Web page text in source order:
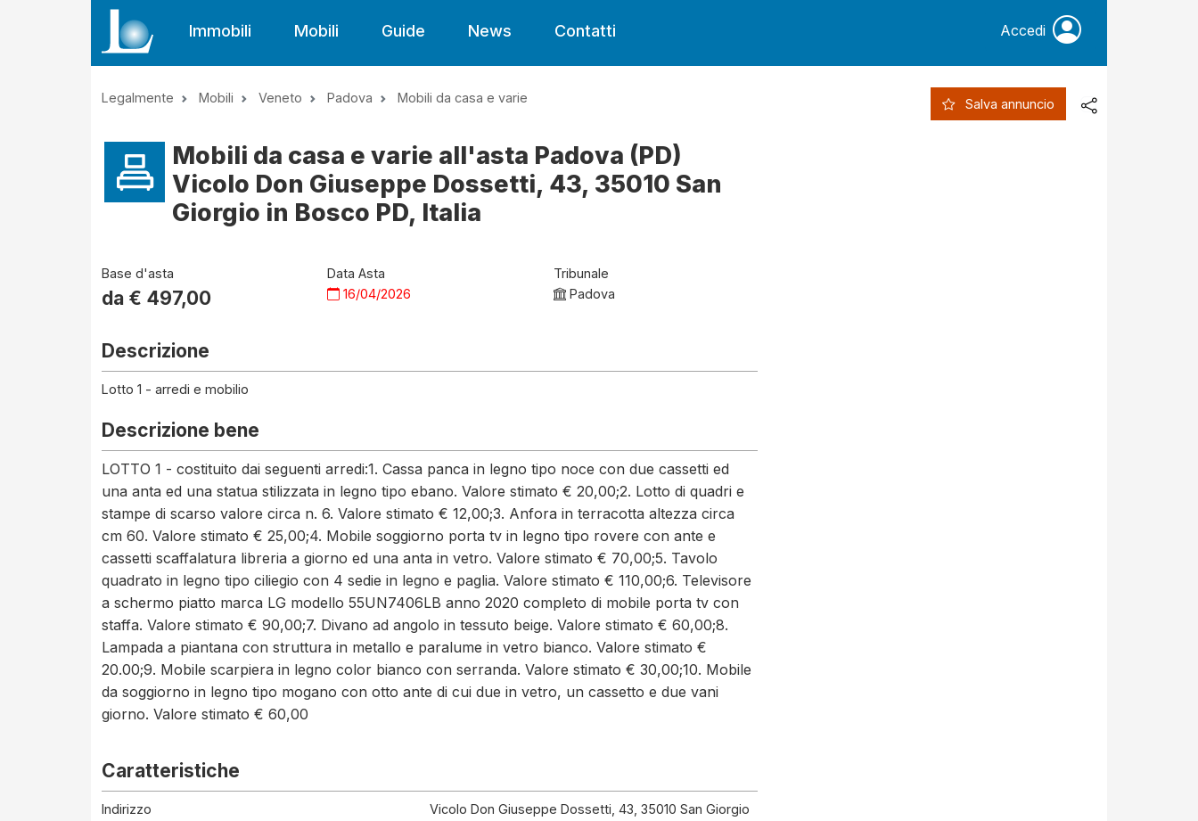
Immobili Mobili Guide News Contatti Accedi
Legalmente Mobili Veneto Padova Mobili da casa e varie Salva annuncio
Mobili da casa e varie all'asta Padova (PD)
Vicolo Don Giuseppe Dossetti, 43, 35010 San
Giorgio in Bosco PD, Italia
Base d'asta
da € 497,00
Data Asta
16/04/2026
Tribunale
Padova
Descrizione
Lotto 1 - arredi e mobilio
Descrizione bene
LOTTO 1 - costituito dai seguenti arredi:1. Cassa panca in legno tipo noce con due cassetti ed
una anta ed una statua stilizzata in legno tipo ebano. Valore stimato € 20,00;2. Lotto di quadri e
stampe di scarso valore circa n. 6. Valore stimato € 12,00;3. Anfora in terracotta altezza circa
cm 60. Valore stimato € 25,00;4. Mobile soggiorno porta tv in legno tipo rovere con ante e
cassetti scaffalatura libreria a giorno ed una anta in vetro. Valore stimato € 70,00;5. Tavolo
quadrato in legno tipo ciliegio con 4 sedie in legno e paglia. Valore stimato € 110,00;6. Televisore
a schermo piatto marca LG modello 55UN7406LB anno 2020 completo di mobile porta tv con
staffa. Valore stimato € 90,00;7. Divano ad angolo in tessuto beige. Valore stimato € 60,00;8.
Lampada a piantana con struttura in metallo e paralume in vetro bianco. Valore stimato €
20.00;9. Mobile scarpiera in legno color bianco con serranda. Valore stimato € 30,00;10. Mobile
da soggiorno in legno tipo mogano con otto ante di cui due in vetro, un cassetto e due vani
giorno. Valore stimato € 60,00
Caratteristiche
Indirizzo
Vicolo Don Giuseppe Dossetti, 43, 35010 San Giorgio